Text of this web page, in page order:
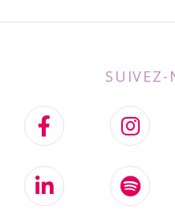
SUIVEZ-